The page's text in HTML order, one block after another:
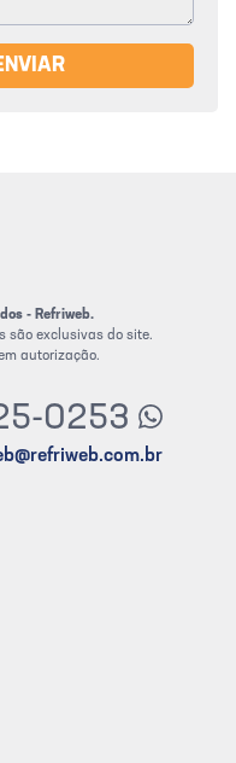
- Refriweb.
são exclusivas do site.
autorização.
0253